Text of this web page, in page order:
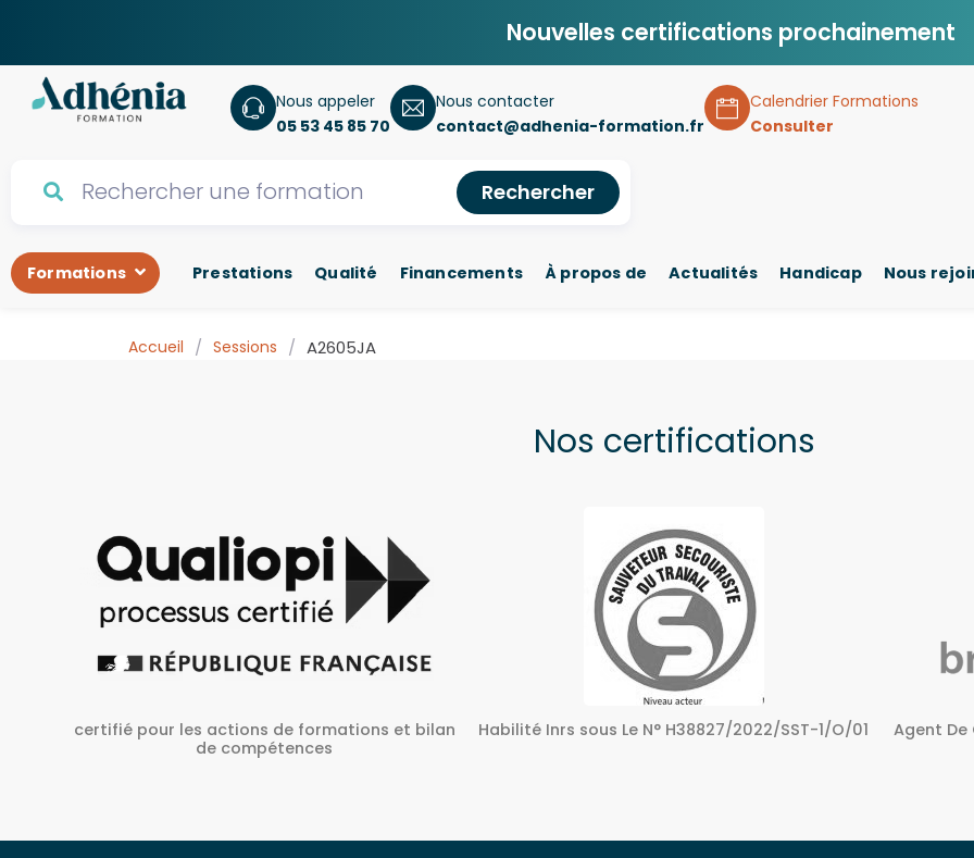
Nouvelles certifications prochainement
Nous appeler
05 53 45 85 70
Nous contacter
contact@adhenia-formation.fr
Calendrier Formations
Consulter
Rechercher
Formations Prestations Qualité Financements À propos de Actualités Handicap Nous
Accueil / Sessions / A2605JA
Nos certifications
Habilité Inrs sous Le N° H38827/2022/SST-1/O/01 Agent De Certification sous Le N° 72240158724 Centre